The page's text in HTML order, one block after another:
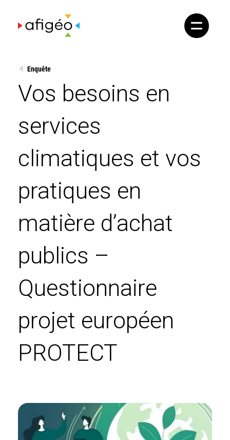
content
Enquête
Vos besoins en
services
climatiques et vos
pratiques en
matière d’achat
publics –
Questionnaire
projet européen
PROTECT